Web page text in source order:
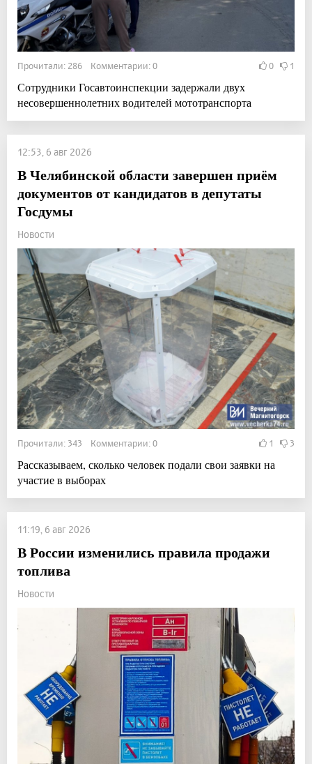
Прочитали: 286 Комментарии: 0 0 1
Сотрудники Госавтоинспекции задержали двух
несовершеннолетних водителей мототранспорта
12:53, 6 авг 2026
В Челябинской области завершен приём
документов от кандидатов в депутаты
Госдумы
Новости
Прочитали: 343 Комментарии: 0 1 3
Рассказываем, сколько человек подали свои заявки на
участие в выборах
11:19, 6 авг 2026
В России изменились правила продажи
топлива
Новости